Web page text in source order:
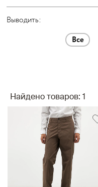
Выводить:
Все
Найдено товаров: 1